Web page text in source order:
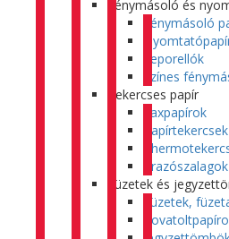
Fénymásoló és
Fénymásoló
Leporellók
Színes
Tekercses papír
Faxpapírok
Papírtekercsek
Árazószalagok
Füzetek és
Füzetek,